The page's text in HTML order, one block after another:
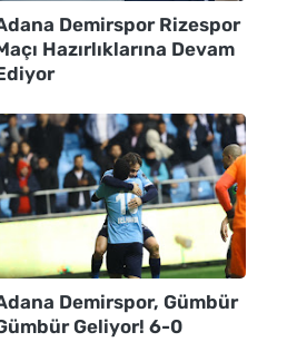
Demirspor Rizespor
Hazırlıklarına Devam
Demirspor, Gümbür
Geliyor! 6-0